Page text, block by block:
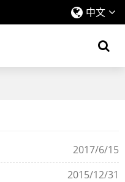
中文
2017/6/15
2015/12/31